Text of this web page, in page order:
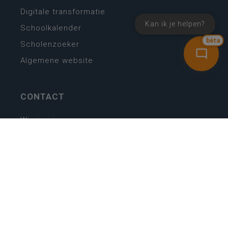
bèta
Kan ik je helpen?
Digitale transformatie
Schoolkalender
Scholenzoeker
Algemene website
CONTACT
Wie is wie